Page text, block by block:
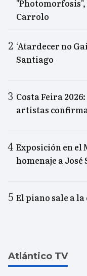
Carrolo
‘Atardecer no
Santiago
Costa Feira
artistas
Exposición en el
homenaje a José
El piano sale a
Atlántico TV